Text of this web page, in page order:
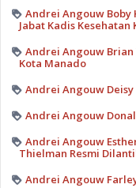
Andrei Angouw Boby
Jabat Kadis Kesehatan
Andrei Angouw Brian
Kota Manado
Andrei Angouw
Andrei Angouw
Andrei Angouw
Thielman Resmi
Andrei Angouw